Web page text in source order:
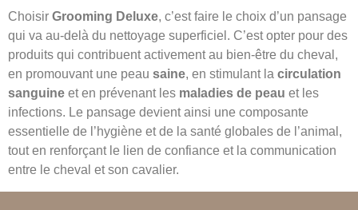
Choisir Grooming Deluxe, c’est faire le choix d’un pansage
qui va au-delà du nettoyage superficiel. C’est opter pour des
produits qui contribuent activement au bien-être du cheval,
en promouvant une peau saine, en stimulant la circulation
sanguine et en prévenant les maladies de peau et les
infections. Le pansage devient ainsi une composante
essentielle de l’hygiène et de la santé globales de l’animal,
tout en renforçant le lien de confiance et la communication
entre le cheval et son cavalier.